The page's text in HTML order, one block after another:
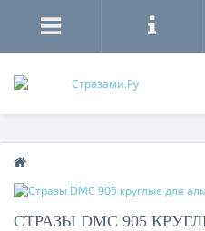
СТРАЗЫ DMC 905